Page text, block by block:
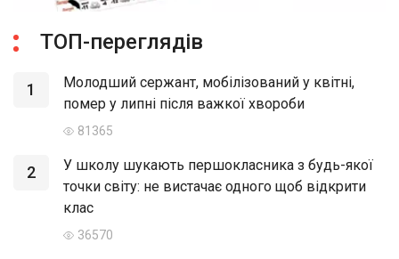
ТОП-переглядів
1
Молодший сержант, мобілізований у квітні,
помер у липні після важкої хвороби
81365
2
У школу шукають першокласника з будь-якої
точки світу: не вистачає одного щоб відкрити
клас
36570